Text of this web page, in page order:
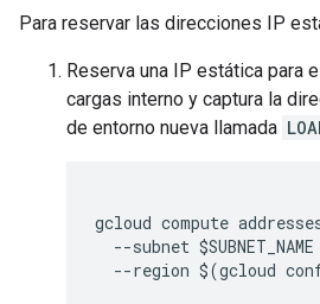
Para reservar las direcciones IP
Reserva una IP estática para
cargas interno y captura la
de entorno nueva llamada
gcloud compute
--subnet $SUBNET_NAME
--region $(gcloud